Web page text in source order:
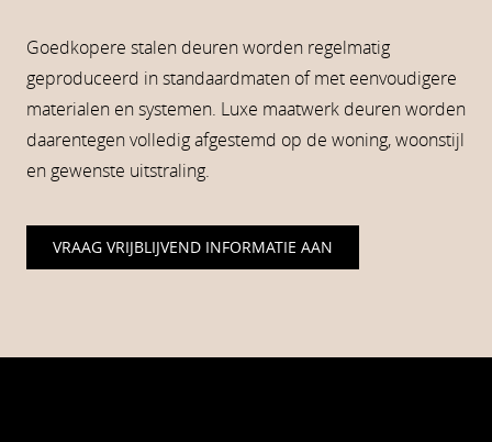
Goedkopere stalen deuren worden regelmatig
geproduceerd in standaardmaten of met eenvoudigere
materialen en systemen. Luxe maatwerk deuren worden
daarentegen volledig afgestemd op de woning, woonstijl
en gewenste uitstraling.
VRAAG VRIJBLIJVEND INFORMATIE AAN